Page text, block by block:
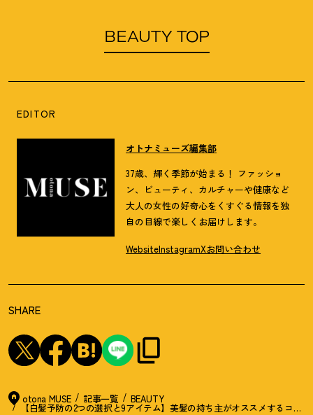
BEAUTY TOP
EDITOR
オトナミューズ編集部
37歳、輝く季節が始まる！ ファッショ
ン、ビューティ、カルチャーや健康など
大人の女性の好奇心をくすぐる情報を独
自の目線で楽しくお届けします。
WebsiteInstagramXお問い合わせ
SHARE
otona MUSE 記事一覧 BEAUTY
【白髪予防の2つの選択と9アイテム】美髪の持ち主がオススメするコン